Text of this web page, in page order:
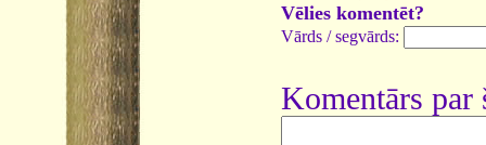
Vēlies komentēt?
Vārds / segvārds:
Komentārs par